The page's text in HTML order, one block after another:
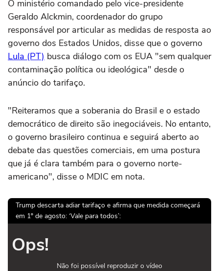
O ministério comandado pelo vice-presidente
Geraldo Alckmin, coordenador do grupo
responsável por articular as medidas de resposta ao
governo dos Estados Unidos, disse que o governo
Lula (PT) busca diálogo com os EUA "sem qualquer
contaminação política ou ideológica" desde o
anúncio do tarifaço.
"Reiteramos que a soberania do Brasil e o estado
democrático de direito são inegociáveis. No entanto,
o governo brasileiro continua e seguirá aberto ao
debate das questões comerciais, em uma postura
que já é clara também para o governo norte-
americano", disse o MDIC em nota.
Trump descarta adiar tarifaço e afirma que medida começará
em 1º de agosto: ‘Vale para todos’:
Ops!
Não foi possível reproduzir o vídeo